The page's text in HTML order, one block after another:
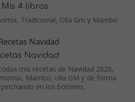
Mis 4 libros
Tradicional, Olla Gm y Mambo
Navidad
mis recetas de Navidad 2020,
Mambo, olla GM y de forma
en los botones.